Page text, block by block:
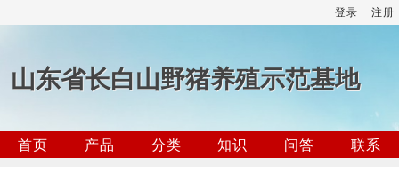
登录 注册
山东省长白山野猪养殖示范基地
首页 产品 分类 知识 问答
联系